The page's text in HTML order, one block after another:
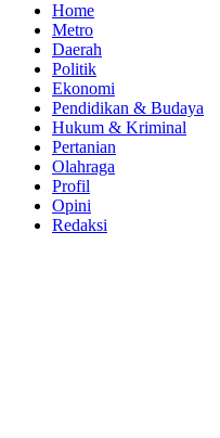
Home
Metro
Daerah
Politik
Ekonomi
Pendidikan & Budaya
Hukum & Kriminal
Pertanian
Olahraga
Profil
Opini
Redaksi